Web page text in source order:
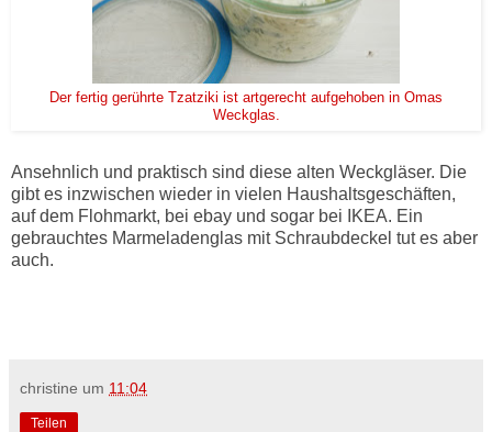
Der fertig gerührte Tzatziki ist artgerecht aufgehoben in Omas
Weckglas.
Ansehnlich und praktisch sind diese alten Weckgläser. Die
gibt es inzwischen wieder in vielen Haushaltsgeschäften,
auf dem Flohmarkt, bei ebay und sogar bei IKEA. Ein
gebrauchtes Marmeladenglas mit Schraubdeckel tut es aber
auch.
christine um 11:04
Teilen